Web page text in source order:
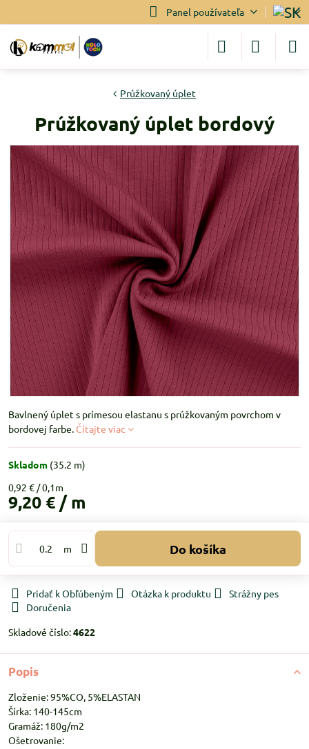
Panel používateľa
Prúžkovaný úplet
Prúžkovaný úplet bordový
Bavlnený úplet s prímesou elastanu s prúžkovaným povrchom v
bordovej farbe. Čítajte viac
Skladom (35.2 m)
0,92 €
9,20 € / m
m Do košíka
Pridať k Obľúbeným Otázka k produktu
Strážny pes
Doručenia
Skladové číslo:4622
Popis
Zloženie: 95%CO, 5%ELASTAN
Šírka: 140-145cm
Gramáž: 180g/m2
Ošetrovanie: